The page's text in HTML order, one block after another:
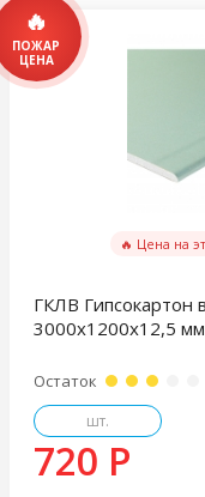
🔥 Цена на
ГКЛВ Гипсокартон
3000х1200х12,5
Остаток
шт.
720 P